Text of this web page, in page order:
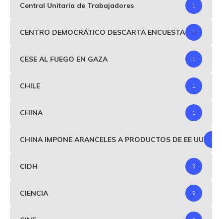
Central Unitaria de Trabajadores 1
CENTRO DEMOCRÁTICO DESCARTA ENCUESTA 1
CESE AL FUEGO EN GAZA 1
CHILE 1
CHINA 1
CHINA IMPONE ARANCELES A PRODUCTOS DE EE UU 1
CIDH 2
CIENCIA 2